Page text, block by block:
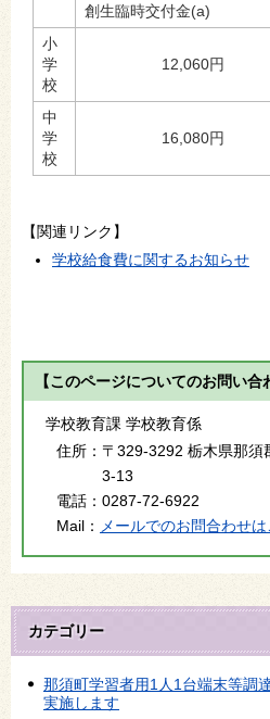
創生臨時交付金(a)
小
学
校
12,060円
中
学
校
16,080円
【関連リンク】
学校給食費に関するお知らせ
【このページについてのお問い合
学校教育課 学校教育係
住所： 〒329-3292 栃木県那須
3-13
電話： 0287-72-6922
Mail： メールでのお問合わせは
カテゴリー
那須町学習者用1人1台端末等調
実施します